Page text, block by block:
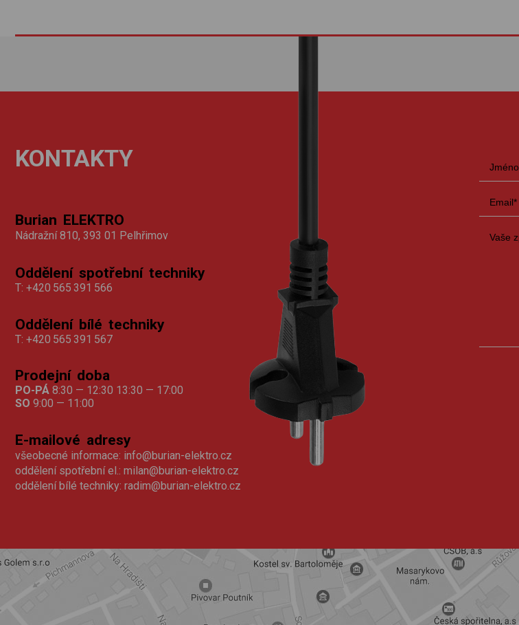
KONTAKTY
Burian ELEKTRO
Nádražní 810, 393 01 Pelhřimov
Oddělení spotřební techniky
T: +420 565 391 566
Oddělení bílé techniky
T: +420 565 391 567
Prodejní doba
PO-PÁ 8:30 — 12:30 13:30 — 17:00
SO 9:00 — 11:00
E-mailové adresy
všeobecné informace: info@burian-elektro.cz
oddělení spotřební el.: milan@burian-elektro.cz
oddělení bílé techniky: radim@burian-elektro.cz